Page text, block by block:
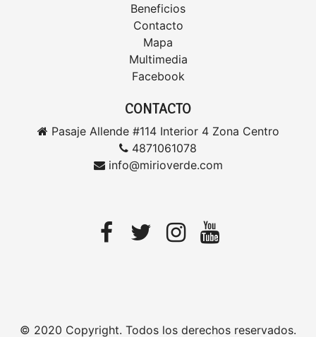
Beneficios
Contacto
Mapa
Multimedia
Facebook
CONTACTO
Pasaje Allende #114 Interior 4 Zona Centro
4871061078
info@mirioverde.com
© 2020 Copyright. Todos los derechos reservados.